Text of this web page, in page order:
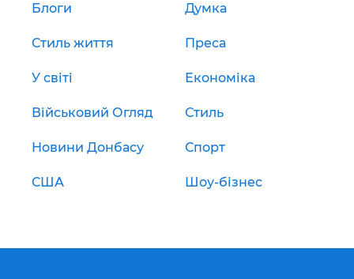
Блоги Думка
Стиль життя Преса
У світі Економіка
Військовий Огляд Стиль
Новини Донбасу Спорт
США Шоу-бізнес